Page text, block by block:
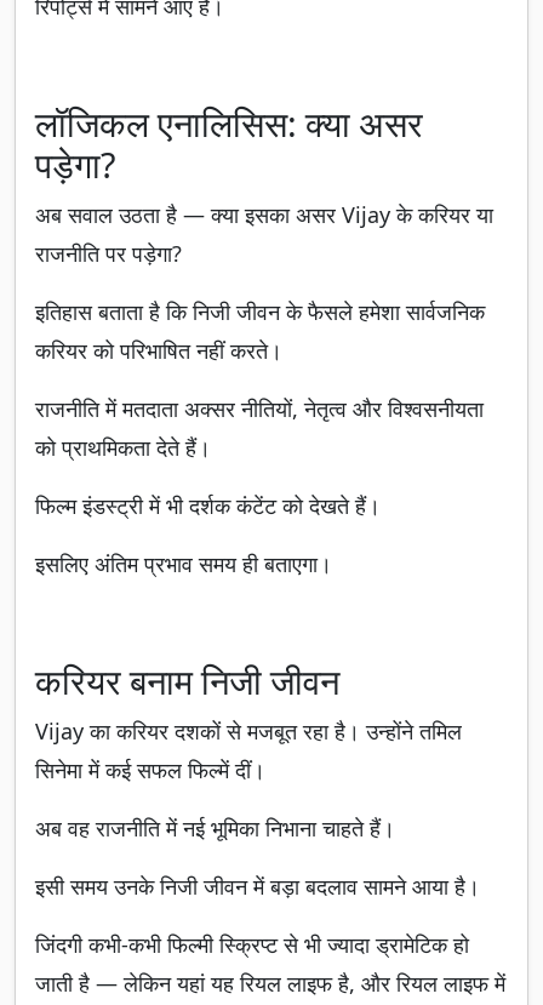
रिपोर्ट्स में सामने आए हैं।
लॉजिकल एनालिसिस: क्या असर
पड़ेगा?
अब सवाल उठता है — क्या इसका असर Vijay के करियर या
राजनीति पर पड़ेगा?
इतिहास बताता है कि निजी जीवन के फैसले हमेशा सार्वजनिक
करियर को परिभाषित नहीं करते।
राजनीति में मतदाता अक्सर नीतियों, नेतृत्व और विश्वसनीयता
को प्राथमिकता देते हैं।
फिल्म इंडस्ट्री में भी दर्शक कंटेंट को देखते हैं।
इसलिए अंतिम प्रभाव समय ही बताएगा।
करियर बनाम निजी जीवन
Vijay का करियर दशकों से मजबूत रहा है। उन्होंने तमिल
सिनेमा में कई सफल फिल्में दीं।
अब वह राजनीति में नई भूमिका निभाना चाहते हैं।
इसी समय उनके निजी जीवन में बड़ा बदलाव सामने आया है।
जिंदगी कभी-कभी फिल्मी स्क्रिप्ट से भी ज्यादा ड्रामेटिक हो
जाती है — लेकिन यहां यह रियल लाइफ है, और रियल लाइफ में